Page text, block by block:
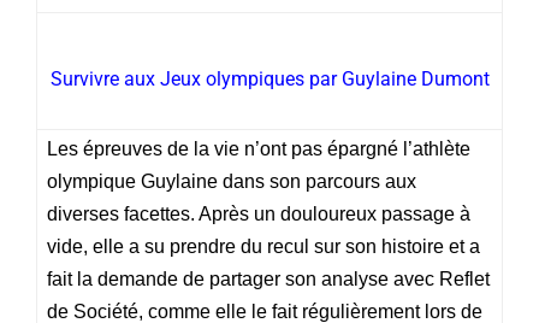
Survivre aux Jeux olympiques par Guylaine Dumont
Les épreuves de la vie n’ont pas épargné l’athlète
olympique Guylaine dans son parcours aux
diverses facettes. Après un douloureux passage à
vide, elle a su prendre du recul sur son histoire et a
fait la demande de partager son analyse avec Reflet
de Société, comme elle le fait régulièrement lors de